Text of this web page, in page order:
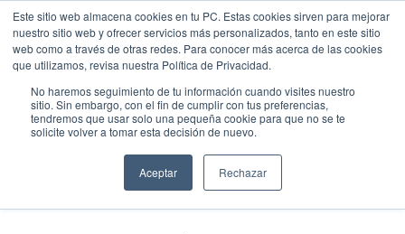
Este sitio web almacena cookies en tu PC. Estas cookies sirven para mejorar
nuestro sitio web y ofrecer servicios más personalizados, tanto en este sitio
web como a través de otras redes. Para conocer más acerca de las cookies
que utilizamos, revisa nuestra Política de Privacidad.
No haremos seguimiento de tu información cuando visites nuestro
sitio. Sin embargo, con el fin de cumplir con tus preferencias,
tendremos que usar solo una pequeña cookie para que no se te
solicite volver a tomar esta decisión de nuevo.
Aceptar Rechazar
MAZDA BT-50 HIGH PLUS
DIESEL